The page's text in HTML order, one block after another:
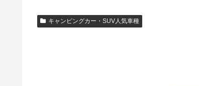
キャンピングカー・SUV人気車種